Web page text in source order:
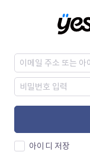
아이디 저장